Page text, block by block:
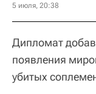
5 июля, 20:38
Дипломат
появления
убитых